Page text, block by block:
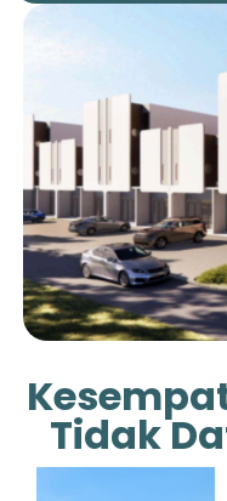
Tidak